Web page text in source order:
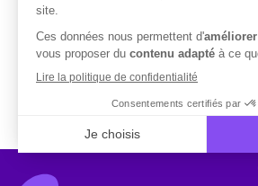
Contactez-